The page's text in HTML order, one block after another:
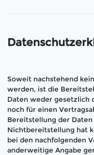
Soweit nachstehend
werden, ist die
Daten weder gesetzlich
noch für einen
Bereitstellung der
Nichtbereitstellung hat
bei den nachfolgenden
anderweitige Angabe